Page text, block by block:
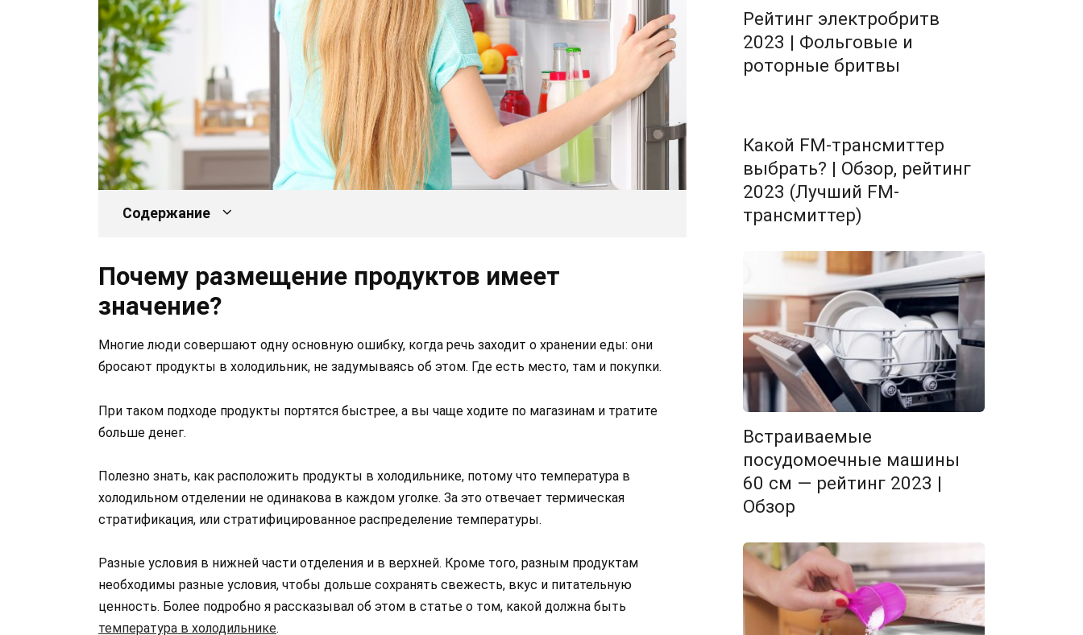
Содержание
Почему размещение продуктов имеет
значение?
Многие люди совершают одну основную ошибку, когда речь заходит о хранении еды: они
бросают продукты в холодильник, не задумываясь об этом. Где есть место, там и покупки.
При таком подходе продукты портятся быстрее, а вы чаще ходите по магазинам и тратите
больше денег.
Полезно знать, как расположить продукты в холодильнике, потому что температура в
холодильном отделении не одинакова в каждом уголке. За это отвечает термическая
стратификация, или стратифицированное распределение температуры.
Разные условия в нижней части отделения и в верхней. Кроме того, разным продуктам
необходимы разные условия, чтобы дольше сохранять свежесть, вкус и питательную
ценность. Более подробно я рассказывал об этом в статье о том, какой должна быть
температура в холодильнике.
Рейтинг электробритв
2023 | Фольговые и
роторные бритвы
Какой FM-трансмиттер
выбрать? | Обзор, рейтинг
2023 (Лучший FM-
трансмиттер)
Встраиваемые
посудомоечные машины
60 см — рейтинг 2023 |
Обзор